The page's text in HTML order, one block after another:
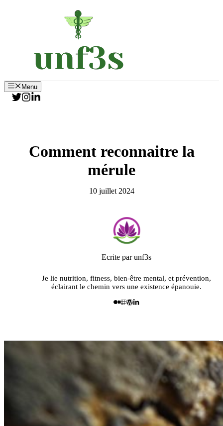
Menu
Comment reconnaitre la
mérule
10 juillet 2024
Ecrite par unf3s
Je lie nutrition, fitness, bien-être mental, et prévention,
éclairant le chemin vers une existence épanouie.